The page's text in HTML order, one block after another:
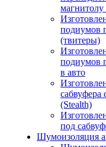
подиумов
(твитеры)
подиумов
в авто
сабвуфера
(Stealth)
под
Шумоизоляция